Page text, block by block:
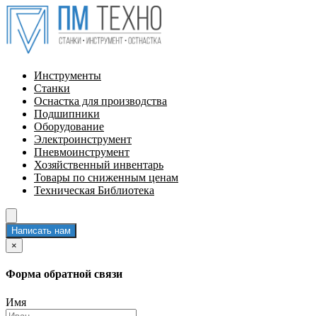
Инструменты
Станки
Оснастка для производства
Подшипники
Оборудование
Электроинструмент
Пневмоинструмент
Хозяйственный инвентарь
Товары по сниженным ценам
Техническая Библиотека
Написать нам
×
Форма обратной связи
Имя